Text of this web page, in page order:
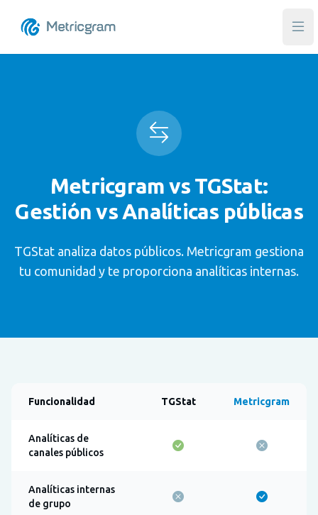
Metricgram vs TGStat:
Gestión vs Analíticas públicas
TGStat analiza datos públicos. Metricgram gestiona
tu comunidad y te proporciona analíticas internas.
Funcionalidad TGStat Metricgram
Analíticas de
canales públicos
Analíticas internas
de grupo